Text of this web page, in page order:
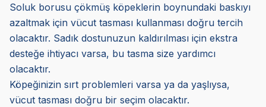
Soluk borusu çökmüş köpeklerin boynundaki baskıyı
azaltmak için vücut tasması kullanması doğru tercih
olacaktır. Sadık dostunuzun kaldırılması için ekstra
desteğe ihtiyacı varsa, bu tasma size yardımcı
olacaktır.
Köpeğinizin sırt problemleri varsa ya da yaşlıysa,
vücut tasması doğru bir seçim olacaktır.